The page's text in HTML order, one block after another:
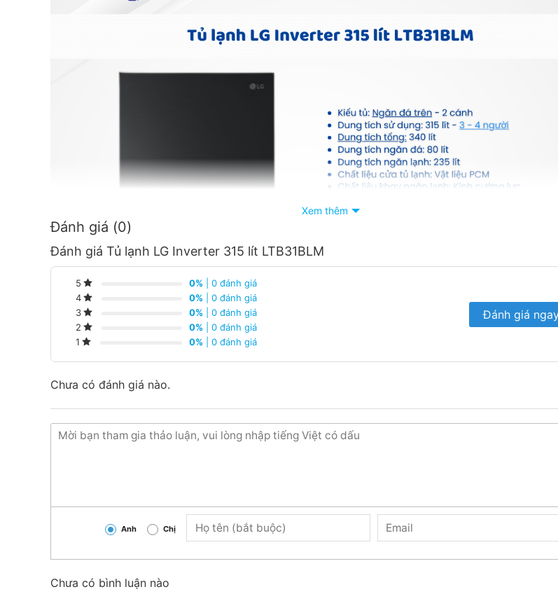
Tổng quan thiết kế
–Tủ lạnh LG Inverter 315 lít LTB31BLM
Xem thêm
Đánh giá (0)
Đánh giá Tủ lạnh LG Inverter 315 lít LTB31BLM
5 0% | 0 đánh giá
4
0% | 0 đánh giá
3
0% | 0 đánh giá
2
0% | 0 đánh giá
1
0% | 0 đánh giá
Đánh giá
Chưa có đánh giá nào.
Anh Chị
Chưa có bình luận nào